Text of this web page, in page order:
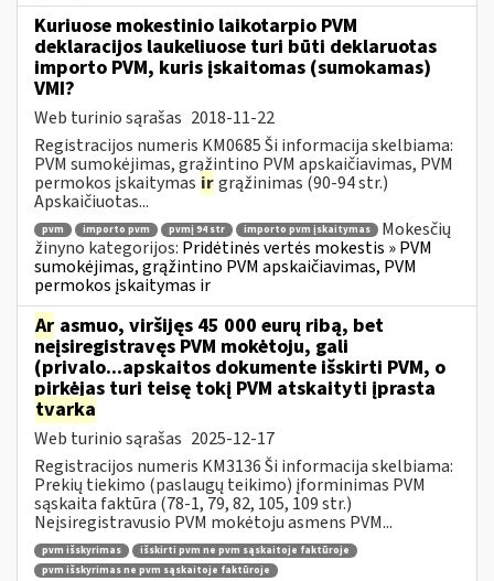
Kuriuose mokestinio laikotarpio PVM
deklaracijos laukeliuose turi būti deklaruotas
importo PVM, kuris įskaitomas (sumokamas)
VMI?
Web turinio sąrašas 2018-11-22
Registracijos numeris KM0685 Ši informacija skelbiama:
PVM sumokėjimas, grąžintino PVM apskaičiavimas, PVM
permokos įskaitymas irgrąžinimas (90-94 str.)
Apskaičiuotas...
pvm importo pvm pvmį 94 str importo pvm įskaitymas
Mokesčių
žinyno kategorijos: Pridėtinės vertės mokestis » PVM
sumokėjimas, grąžintino PVM apskaičiavimas, PVM
permokos įskaitymas ir
Ar asmuo, viršijęs 45 000 eurų ribą, bet
neįsiregistravęs PVM mokėtoju, gali
(privalo...apskaitos dokumente išskirti PVM, o
pirkėjas turi teisę tokį PVM atskaityti įprasta
tvarka
Web turinio sąrašas 2025-12-17
Registracijos numeris KM3136 Ši informacija skelbiama:
Prekių tiekimo (paslaugų teikimo) įforminimas PVM
sąskaita faktūra (78-1, 79, 82, 105, 109 str.)
Neįsiregistravusio PVM mokėtoju asmens PVM...
pvm išskyrimas
išskirti pvm ne pvm sąskaitoje faktūroje
pvm išskyrimas ne pvm sąskaitoje faktūroje